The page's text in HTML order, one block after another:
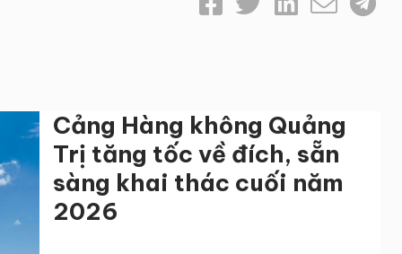
Cảng Hàng không Quảng
Trị tăng tốc về đích, sẵn
sàng khai thác cuối năm
2026